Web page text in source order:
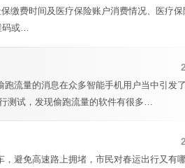
缴费时间及医疗保险账户消费情况、医疗
码或…
流量的消息在众多智能手机用户当中引发
测试，发现偷跑流量的软件有很多…
避免高速路上拥堵，市民对春运出行又有